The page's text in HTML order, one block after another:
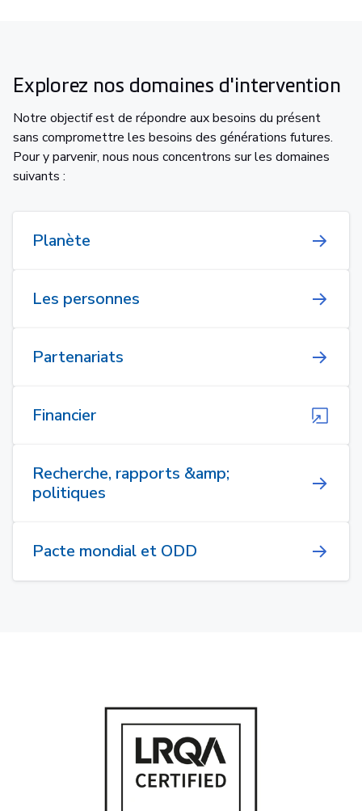
Explorez nos domaines d'intervention
Notre objectif est de répondre aux besoins du présent
sans compromettre les besoins des générations futures.
Pour y parvenir, nous nous concentrons sur les domaines
suivants :
Planète
Les personnes
Partenariats
Financier
Recherche, rapports &amp;
politiques
Pacte mondial et ODD